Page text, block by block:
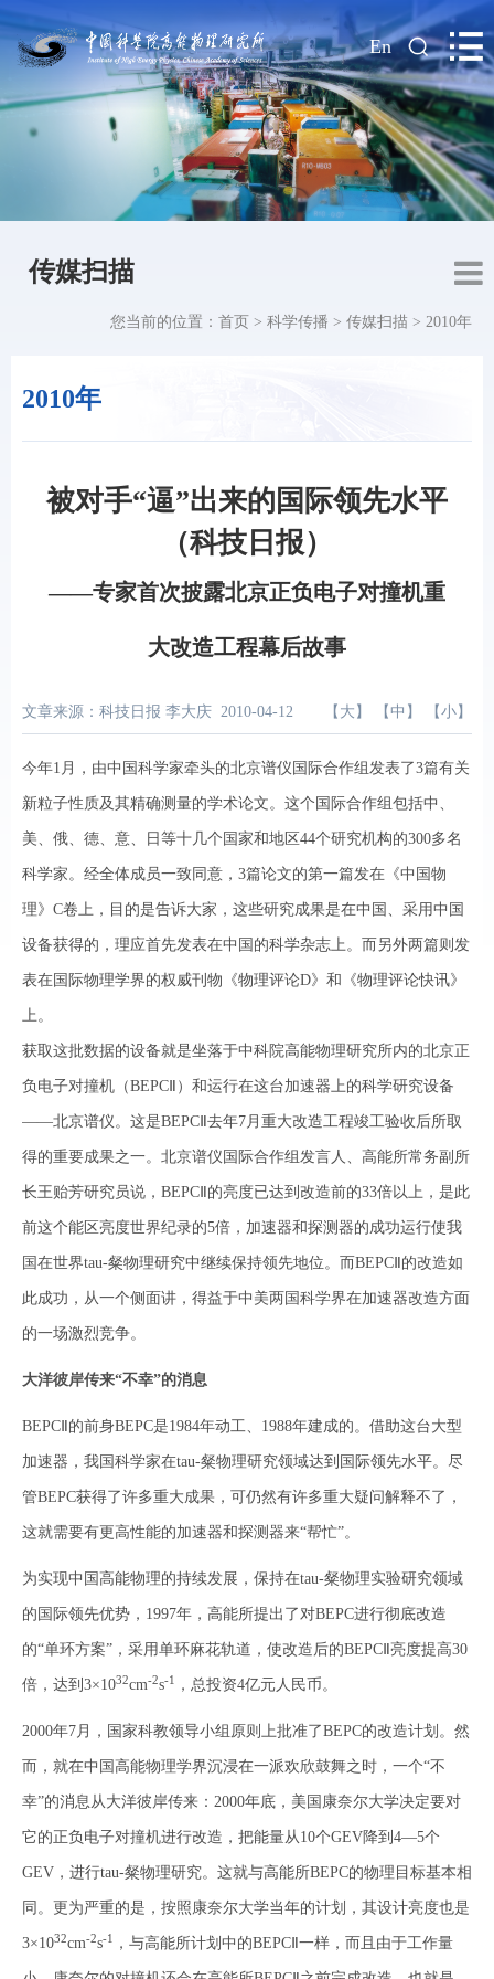
| En
传媒扫描
2010年
您当前的位置： 首页 > 科学传播 > 传媒扫描 > 2010年
被对手“逼”出来的国际领先水平
（科技日报）
——专家首次披露北京正负电子对撞机重
大改造工程幕后故事
文章来源：科技日报 李大庆 2010-04-12 【 大 】 【 中 】 【 小 】
今年1月，由中国科学家牵头的北京谱仪国际合作组发表了3篇有关
新粒子性质及其精确测量的学术论文。这个国际合作组包括中、
美、俄、德、意、日等十几个国家和地区44个研究机构的300多名
科学家。经全体成员一致同意，3篇论文的第一篇发在《中国物
理》C卷上，目的是告诉大家，这些研究成果是在中国、采用中国
设备获得的，理应首先发表在中国的科学杂志上。而另外两篇则发
表在国际物理学界的权威刊物《物理评论D》和《物理评论快讯》
上。
获取这批数据的设备就是坐落于中科院高能物理研究所内的北京正
负电子对撞机（BEPCⅡ）和运行在这台加速器上的科学研究设备
——北京谱仪。这是BEPCⅡ去年7月重大改造工程竣工验收后所取
得的重要成果之一。北京谱仪国际合作组发言人、高能所常务副所
长王贻芳研究员说，BEPCⅡ的亮度已达到改造前的33倍以上，是此
前这个能区亮度世界纪录的5倍，加速器和探测器的成功运行使我
国在世界tau-粲物理研究中继续保持领先地位。而BEPCⅡ的改造如
此成功，从一个侧面讲，得益于中美两国科学界在加速器改造方面
的一场激烈竞争。
大洋彼岸传来“不幸”的消息
BEPCⅡ的前身BEPC是1984年动工、1988年建成的。借助这台大型
加速器，我国科学家在tau-粲物理研究领域达到国际领先水平。尽
管BEPC获得了许多重大成果，可仍然有许多重大疑问解释不了，
这就需要有更高性能的加速器和探测器来“帮忙”。
为实现中国高能物理的持续发展，保持在tau-粲物理实验研究领域
的国际领先优势，1997年，高能所提出了对BEPC进行彻底改造
的“单环方案”，采用单环麻花轨道，使改造后的BEPCⅡ亮度提高30
倍，达到3×1032cm-2s-1 ，总投资4亿元人民币。
2000年7月，国家科教领导小组原则上批准了BEPC的改造计划。然
而，就在中国高能物理学界沉浸在一派欢欣鼓舞之时，一个“不
幸”的消息从大洋彼岸传来：2000年底，美国康奈尔大学决定要对
它的正负电子对撞机进行改造，把能量从10个GEV降到4—5个
GEV，进行tau-粲物理研究。这就与高能所BEPC的物理目标基本相
同。更为严重的是，按照康奈尔大学当年的计划，其设计亮度也是
3×1032cm-2s-1 ，与高能所计划中的BEPCⅡ一样，而且由于工作量